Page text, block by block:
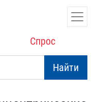
Спрос
Найти